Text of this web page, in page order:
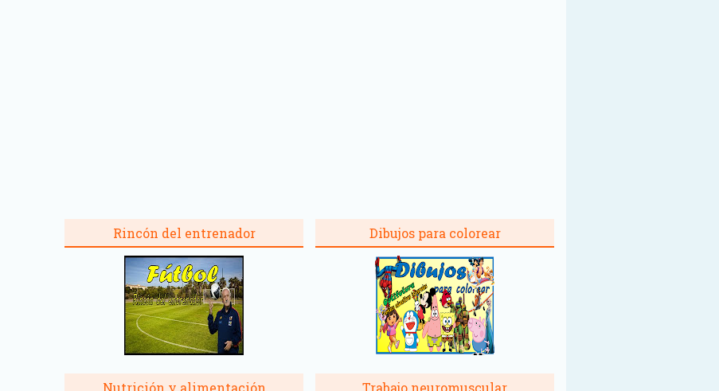
Rincón del entrenador
Nutrición y alimentación
Dibujos para colorear
Trabajo neuromuscular